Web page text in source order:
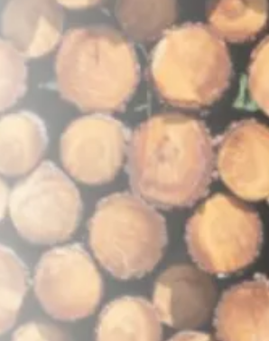
Warm and Tender
Houtgeur
1-3 werkdagen
Per stuk
14-218-0007-0
1014218000706